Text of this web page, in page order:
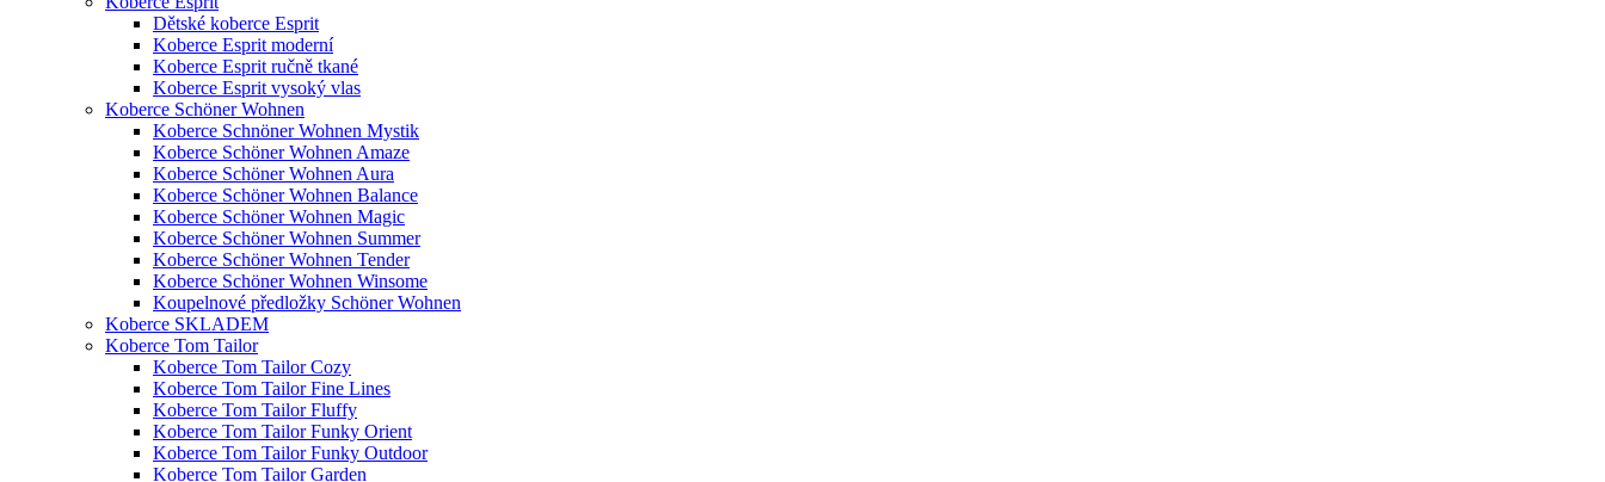
Dětské koberce Esprit
Koberce Esprit moderní
Koberce Esprit ručně tkané
Koberce Esprit vysoký vlas
Koberce Schöner Wohnen
Koberce Schnöner Wohnen Mystik
Koberce Schöner Wohnen Amaze
Koberce Schöner Wohnen Aura
Koberce Schöner Wohnen Balance
Koberce Schöner Wohnen Magic
Koberce Schöner Wohnen Summer
Koberce Schöner Wohnen Tender
Koberce Schöner Wohnen Winsome
Koupelnové předložky Schöner Wohnen
Koberce SKLADEM
Koberce Tom Tailor
Koberce Tom Tailor Cozy
Koberce Tom Tailor Fine Lines
Koberce Tom Tailor Fluffy
Koberce Tom Tailor Funky Orient
Koberce Tom Tailor Funky Outdoor
Koberce Tom Tailor Garden